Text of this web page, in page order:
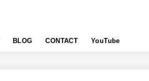
BLOG CONTACT YouTube